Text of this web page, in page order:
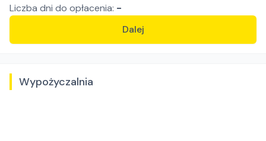
Liczba dni do opłacenia: -
Dalej
Wypożyczalnia